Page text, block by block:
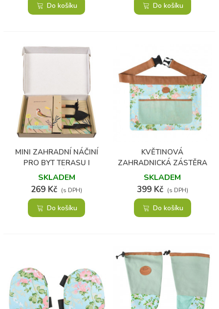
Do košíku Do košíku
MINI ZAHRADNÍ NÁČINÍ
PRO BYT TERASU I
BALKÓN
SKLADEM
269 Kč (s DPH)
Do košíku
KVĚTINOVÁ
ZAHRADNICKÁ ZÁSTĚRA
SKLADEM
399 Kč (s DPH)
Do košíku